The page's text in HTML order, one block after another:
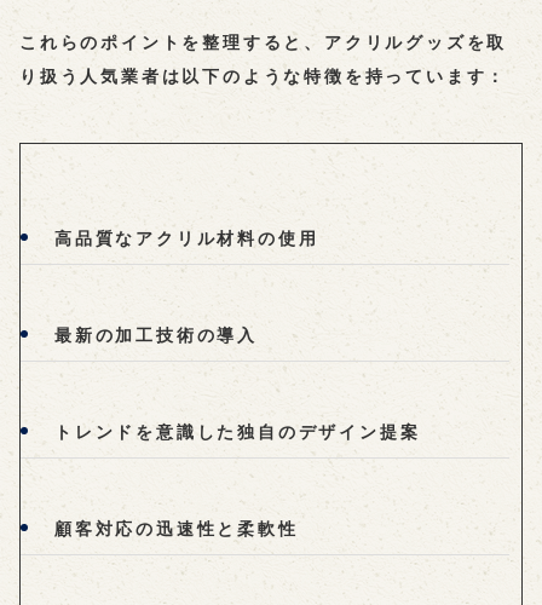
これらのポイントを整理すると、アクリルグッズを取
り扱う人気業者は以下のような特徴を持っています：
高品質なアクリル材料の使用
最新の加工技術の導入
トレンドを意識した独自のデザイン提案
顧客対応の迅速性と柔軟性